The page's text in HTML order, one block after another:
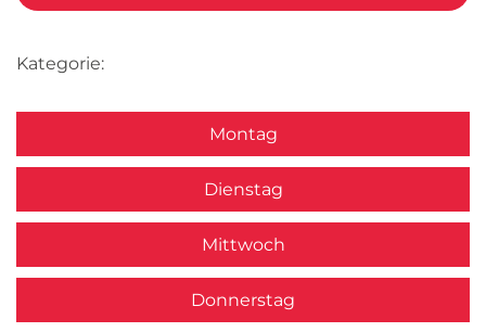
Kategorie:
Montag
Dienstag
Mittwoch
Donnerstag